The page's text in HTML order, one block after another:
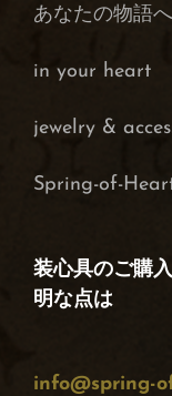
あなたの物語
in your heart
jewelry &
Spring-of-
装心具のご購
明な点は
info@spring-